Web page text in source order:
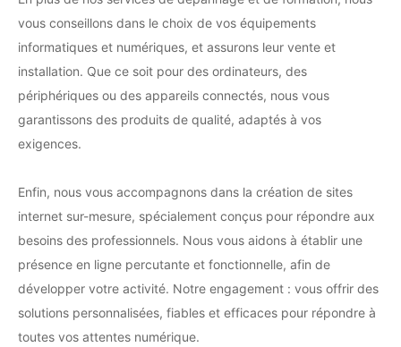
vous conseillons dans le choix de vos équipements
informatiques et numériques, et assurons leur vente et
installation. Que ce soit pour des ordinateurs, des
périphériques ou des appareils connectés, nous vous
garantissons des produits de qualité, adaptés à vos
exigences.
Enfin, nous vous accompagnons dans la création de sites
internet sur-mesure, spécialement conçus pour répondre aux
besoins des professionnels. Nous vous aidons à établir une
présence en ligne percutante et fonctionnelle, afin de
développer votre activité. Notre engagement : vous offrir des
solutions personnalisées, fiables et efficaces pour répondre à
toutes vos attentes numérique.